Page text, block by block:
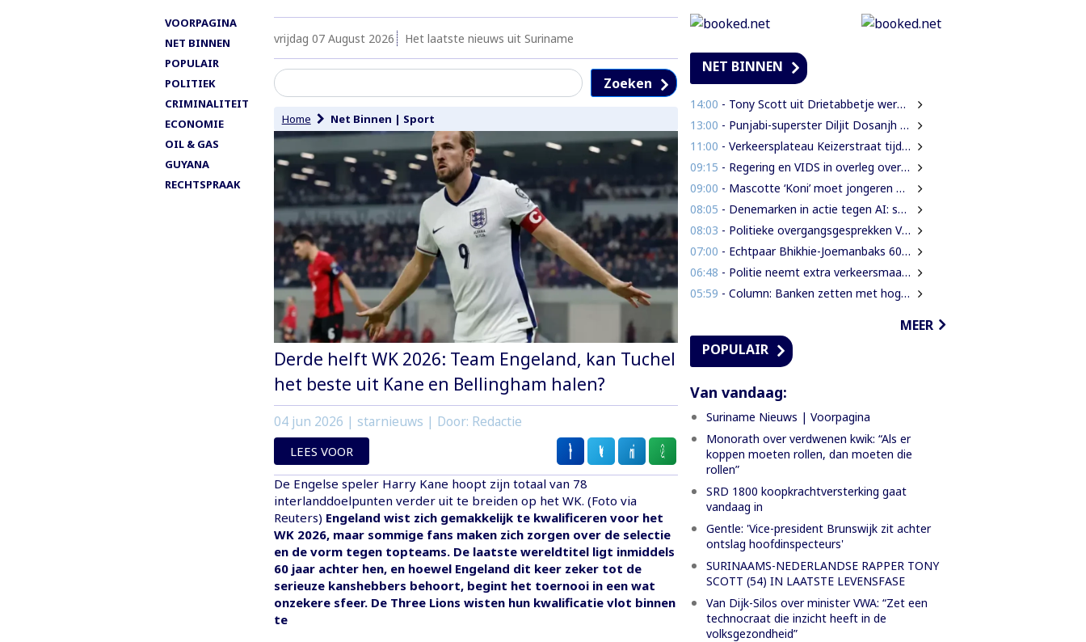
VOORPAGINA
NET BINNEN
POPULAIR
POLITIEK
CRIMINALITEIT
ECONOMIE
OIL & GAS
GUYANA
RECHTSPRAAK
vrijdag 07 August 2026 Het laatste nieuws uit Suriname
Zoeken
Home Net Binnen | Sport
Derde helft WK 2026: Team Engeland, kan Tuchel
het beste uit Kane en Bellingham halen?
04 jun 2026 | starnieuws | Door: Redactie
LEES VOOR
De Engelse speler Harry Kane hoopt zijn totaal van 78
interlanddoelpunten verder uit te breiden op het WK. (Foto via
Reuters) Engeland wist zich gemakkelijk te kwalificeren voor het
WK 2026, maar sommige fans maken zich zorgen over de selectie
en de vorm tegen topteams. De laatste wereldtitel ligt inmiddels
60 jaar achter hen, en hoewel Engeland dit keer zeker tot de
serieuze kanshebbers behoort, begint het toernooi in een wat
onzekere sfeer. De Three Lions wisten hun kwalificatie vlot binnen
te
NET BINNEN
14:00 - Tony Scott uit Drietabbetje werd internationaal bekend door zijn hiphouse muziek
13:00 - Punjabi-superster Diljit Dosanjh op maandag 7 september in Ziggo Dome
11:00 - Verkeersplateau Keizerstraat tijdelijk weggehaald vanwege chaos rond Domineestraat
09:15 - Regering en VIDS in overleg over Wet Bescherming Woon- en Leefgebieden
09:00 - Mascotte ‘Koni’ moet jongeren anders laten kijken naar Surinaamse houtsector
08:05 - Denemarken in actie tegen AI: scholieren moeten extra mondelinge examens doen
08:03 - Politieke overgangsgesprekken Venezuela beginnen zonder Machado
07:00 - Echtpaar Bhikhie-Joemanbaks 60 jaar getrouwd
06:48 - Politie neemt extra verkeersmaatregelen rond afgesloten Domineestraat
05:59 - Column: Banken zetten met hogere ATM-tarieven digitale economie op achterstand
MEER
POPULAIR
Van vandaag:
Suriname Nieuws | Voorpagina
Monorath over verdwenen kwik: “Als er
koppen moeten rollen, dan moeten die
rollen”
SRD 1800 koopkrachtversterking gaat
vandaag in
Gentle: 'Vice-president Brunswijk zit achter
ontslag hoofdinspecteurs'
SURINAAMS-NEDERLANDSE RAPPER TONY
SCOTT (54) IN LAATSTE LEVENSFASE
Van Dijk-Silos over minister VWA: “Zet een
technocraat die inzicht heeft in de
volksgezondheid”